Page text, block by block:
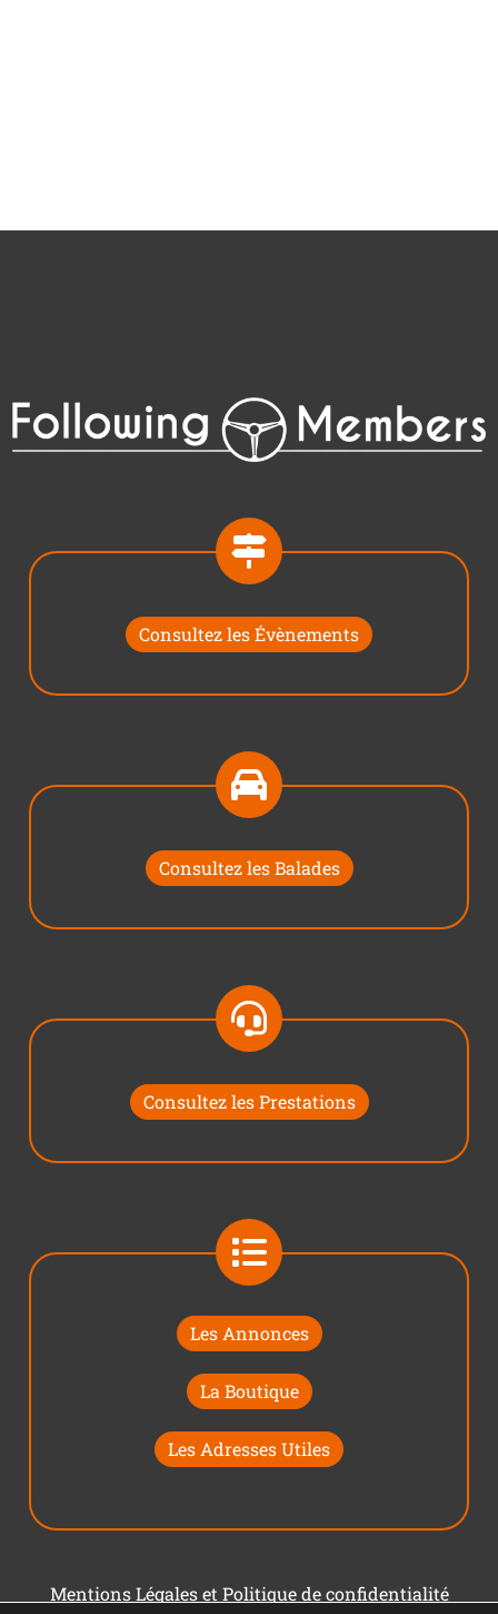
Consultez les Évènements
Consultez les Balades
Consultez les Prestations
Les Annonces
La Boutique
Les Adresses Utiles
Mentions Légales et Politique de confidentialité